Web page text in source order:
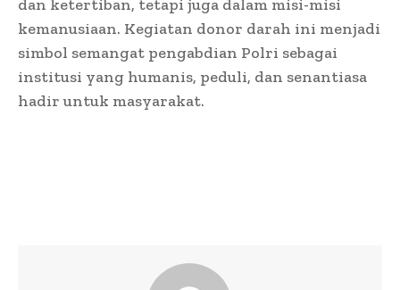
dan ketertiban, tetapi juga dalam misi-misi
kemanusiaan. Kegiatan donor darah ini menjadi
simbol semangat pengabdian Polri sebagai
institusi yang humanis, peduli, dan senantiasa
hadir untuk masyarakat.